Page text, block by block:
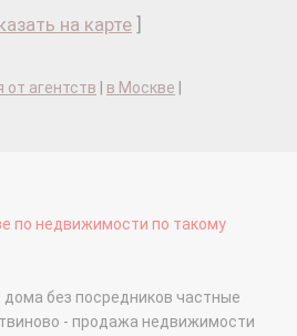
на карте
агентств в Москве
по недвижимости по такому
дома без посредников частные
- продажа недвижимости